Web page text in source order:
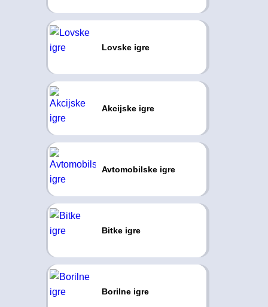
Lovske igre
Akcijske igre
Avtomobilske igre
Bitke igre
Borilne igre